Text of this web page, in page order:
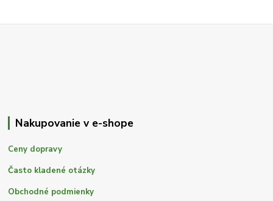
Nakupovanie v e-shope
Ceny dopravy
Často kladené otázky
Obchodné podmienky